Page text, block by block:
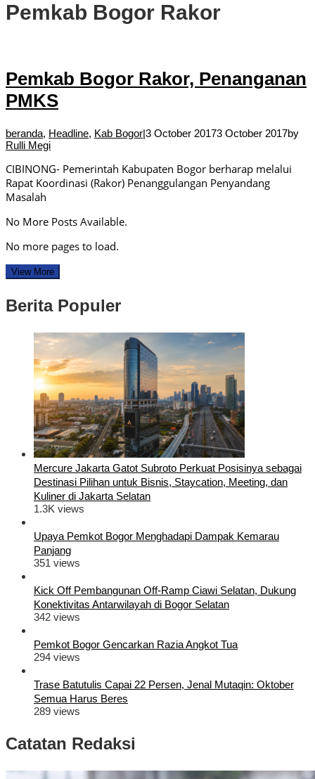
Pemkab Bogor Rakor
Pemkab Bogor Rakor, Penanganan
PMKS
beranda, Headline, Kab Bogor|3 October 20173 October 2017by
Rulli Megi
CIBINONG- Pemerintah Kabupaten Bogor berharap melalui
Rapat Koordinasi (Rakor) Penanggulangan Penyandang
Masalah
No More Posts Available.
No more pages to load.
View More
Berita Populer
Mercure Jakarta Gatot Subroto Perkuat Posisinya sebagai
Destinasi Pilihan untuk Bisnis, Staycation, Meeting, dan
Kuliner di Jakarta Selatan
1.3K views
Upaya Pemkot Bogor Menghadapi Dampak Kemarau
Panjang
351 views
Kick Off Pembangunan Off-Ramp Ciawi Selatan, Dukung
Konektivitas Antarwilayah di Bogor Selatan
342 views
Pemkot Bogor Gencarkan Razia Angkot Tua
294 views
Trase Batutulis Capai 22 Persen, Jenal Mutaqin: Oktober
Semua Harus Beres
289 views
Catatan Redaksi